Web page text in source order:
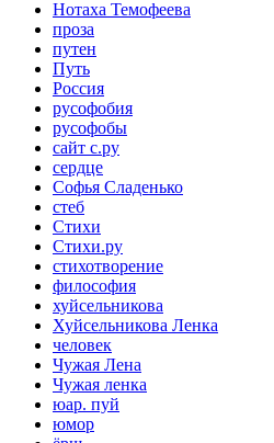
Нотаха Темофеева
проза
путен
Путь
Россия
русофобия
русофобы
сайт с.ру
сердце
Софья Сладенько
стеб
Стихи
Стихи.ру
стихотворение
философия
хуйсельникова
Хуйсельникова Ленка
человек
Чужая Лена
Чужая ленка
юар. пуй
юмор